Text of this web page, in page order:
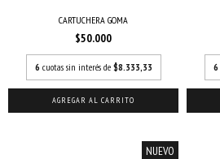
CARTUCHERA GOMA
$50.000
6 cuotas sin interés de $8.333,33 6
NUEVO